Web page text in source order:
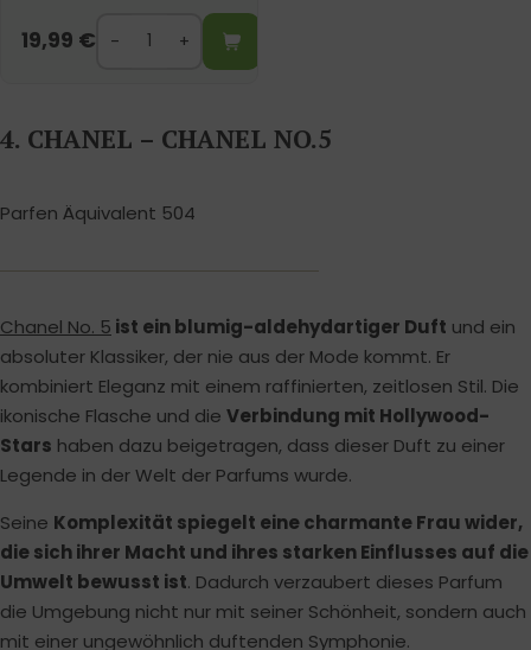
19,99 €
4. CHANEL – CHANEL NO.5
Parfen Äquivalent 504
Chanel No. 5 ist ein blumig-aldehydartiger Duft und ein
absoluter Klassiker, der nie aus der Mode kommt. Er
kombiniert Eleganz mit einem raffinierten, zeitlosen Stil. Die
ikonische Flasche und die Verbindung mit Hollywood-
Stars haben dazu beigetragen, dass dieser Duft zu einer
Legende in der Welt der Parfums wurde.
Seine Komplexität spiegelt eine charmante Frau wider,
die sich ihrer Macht und ihres starken Einflusses auf die
Umwelt bewusst ist. Dadurch verzaubert dieses Parfum
die Umgebung nicht nur mit seiner Schönheit, sondern auch
mit einer ungewöhnlich duftenden Symphonie.